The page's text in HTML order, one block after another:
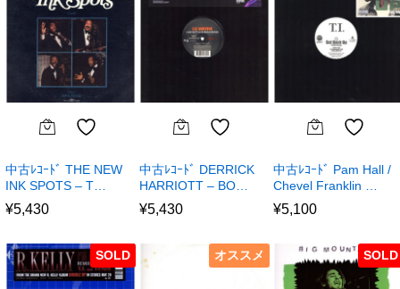
中古ﾚｺｰﾄﾞ THE NEW
INK SPOTS – T…
¥5,430
中古ﾚｺｰﾄﾞ DERRICK
HARRIOTT – BO…
¥5,430
中古ﾚｺｰﾄﾞ Pam Hall /
Chevel Franklin …
¥5,100
SOLD オススメ SOLD